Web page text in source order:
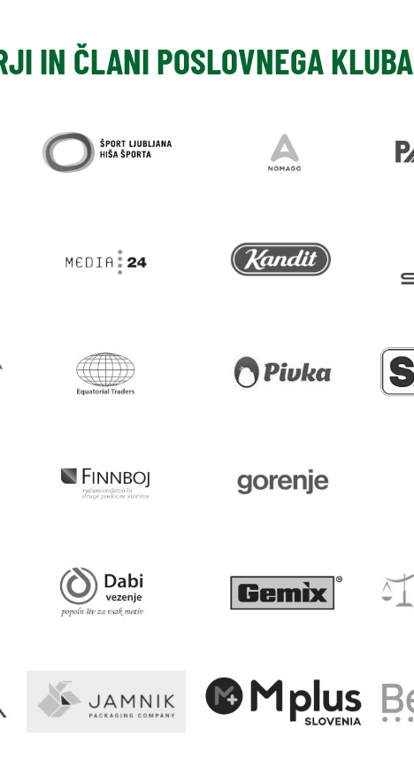
IN ČLANI POSLOVNEGA KLUBA